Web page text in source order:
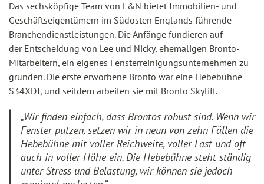
Das sechsköpfige Team von L&N bietet Immobilien- und
Geschäftseigentümern im Südosten Englands führende
Branchendienstleistungen. Die Anfänge fundieren auf
der Entscheidung von Lee und Nicky, ehemaligen Bronto-
Mitarbeitern, ein eigenes Fensterreinigungsunternehmen zu
gründen. Die erste erworbene Bronto war eine Hebebühne
S34XDT, und seitdem arbeiten sie mit Bronto Skylift.
„Wir finden einfach, dass Brontos robust sind. Wenn wir
Fenster putzen, setzen wir in neun von zehn Fällen die
Hebebühne mit voller Reichweite, voller Last und oft
auch in voller Höhe ein. Die Hebebühne steht ständig
unter Stress und Belastung, wir können sie jedoch